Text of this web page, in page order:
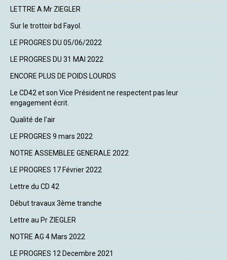
LETTRE A Mr ZIEGLER
Sur le trottoir bd Fayol.
LE PROGRES DU 05/06/2022
LE PROGRES DU 31 MAI 2022
ENCORE PLUS DE POIDS LOURDS
Le CD42 et son Vice Président ne respectent pas leur
engagement écrit.
Qualité de l'air
LE PROGRES 9 mars 2022
NOTRE ASSEMBLEE GENERALE 2022
LE PROGRES 17 Février 2022
Lettre du CD 42
Début travaux 3ème tranche
Lettre au Pr ZIEGLER
NOTRE AG 4 Mars 2022
LE PROGRES 12 Decembre 2021